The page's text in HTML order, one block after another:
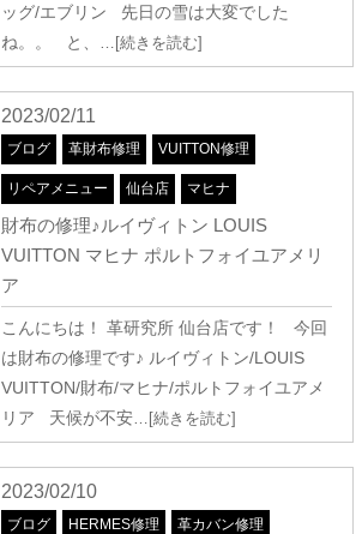
ッグ/エブリン 先日の雪は大変でした
ね。。 と、 …[続きを読む]
2023/02/11
ブログ 革財布修理 VUITTON修理
リペアメニュー 仙台店 マヒナ
財布の修理♪ルイヴィトン LOUIS
VUITTON マヒナ ポルトフォイユアメリ
ア
こんにちは！ 革研究所 仙台店です！ 今回
は財布の修理です♪ ルイヴィトン/LOUIS
VUITTON/財布/マヒナ/ポルトフォイユアメ
リア 天候が不安…[続きを読む]
2023/02/10
ブログ HERMES修理 革カバン修理